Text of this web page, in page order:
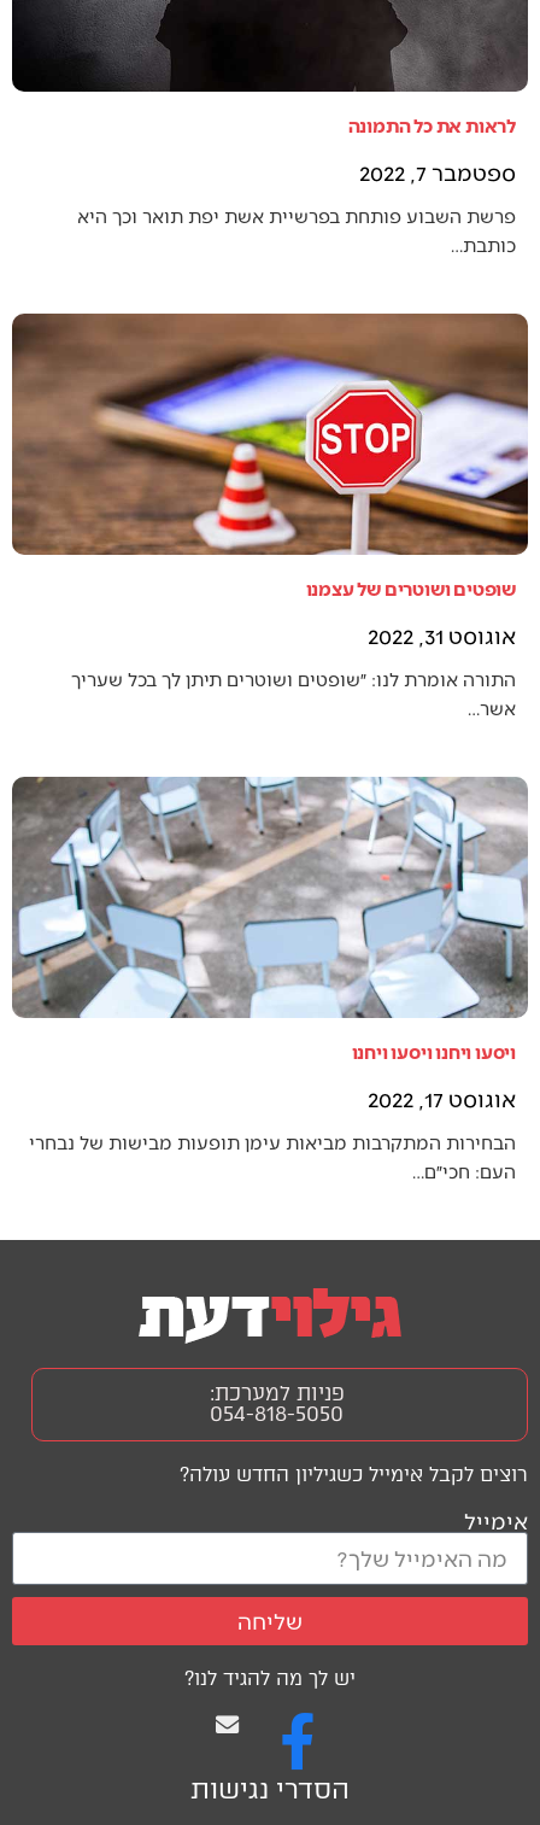
לראות את כל התמונה
ספטמבר 7, 2022
פרשת השבוע פותחת בפרשיית אשת יפת תואר וכך היא
כותבת…
שופטים ושוטרים של עצמנו
אוגוסט 31, 2022
התורה אומרת לנו: ״שופטים ושוטרים תיתן לך בכל שעריך
אשר…
ויסעו ויחנו ויסעו ויחנו
אוגוסט 17, 2022
הבחירות המתקרבות מביאות עימן תופעות מבישות של נבחרי
העם: חכי״ם…
יש לך מה להגיד לנו?
הסדרי נגישות
רוצים לקבל אימייל כשגיליון החדש עולה?
אימייל
שליחה
פניות למערכת:
054-818-5050